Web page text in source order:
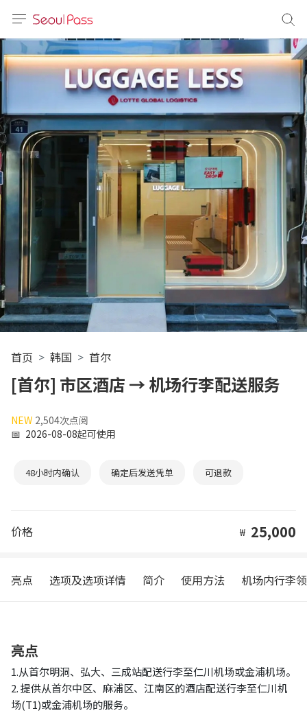
体)
(台灣)
首页 韩国 首尔
[首尔] 市区酒店 → 机场行李配送服务
NEW 2,504次点阅
📅 2026-08-08起可使用
48小时内确认 确定后发送凭单 可退款
价格 ₩ 25,000
亮点 选项及选项详情 简介 使用方法 机场内行李
亮点
1.从首尔明洞、弘大、三成站配送行李至仁川机场或金浦机场。
2. 提供从首尔中区、麻浦区、江南区的酒店配送行李至仁川机
场(T1)或金浦机场的服务。